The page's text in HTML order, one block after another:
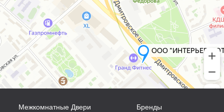
Межкомнатные Двери
Бренды